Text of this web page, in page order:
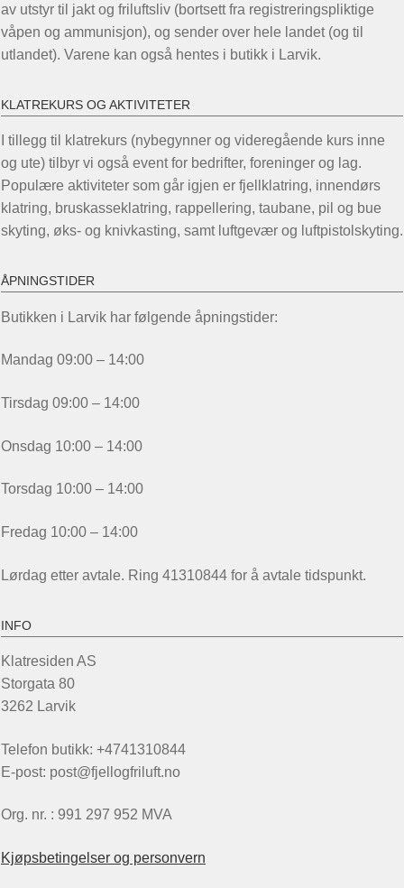
av utstyr til jakt og friluftsliv (bortsett fra registreringspliktige
våpen og ammunisjon), og sender over hele landet (og til
utlandet). Varene kan også hentes i butikk i Larvik.
KLATREKURS OG AKTIVITETER
I tillegg til klatrekurs (nybegynner og videregående kurs inne
og ute) tilbyr vi også event for bedrifter, foreninger og lag.
Populære aktiviteter som går igjen er fjellklatring, innendørs
klatring, bruskasseklatring, rappellering, taubane, pil og bue
skyting, øks- og knivkasting, samt luftgevær og luftpistolskyting.
ÅPNINGSTIDER
Butikken i Larvik har følgende åpningstider:
Mandag 09:00 – 14:00
Tirsdag 09:00 – 14:00
Onsdag 10:00 – 14:00
Torsdag 10:00 – 14:00
Fredag 10:00 – 14:00
Lørdag etter avtale. Ring 41310844 for å avtale tidspunkt.
INFO
Klatresiden AS
Storgata 80
3262 Larvik
Telefon butikk: +4741310844
E-post: post@fjellogfriluft.no
Org. nr. : 991 297 952 MVA
Kjøpsbetingelser og personvern